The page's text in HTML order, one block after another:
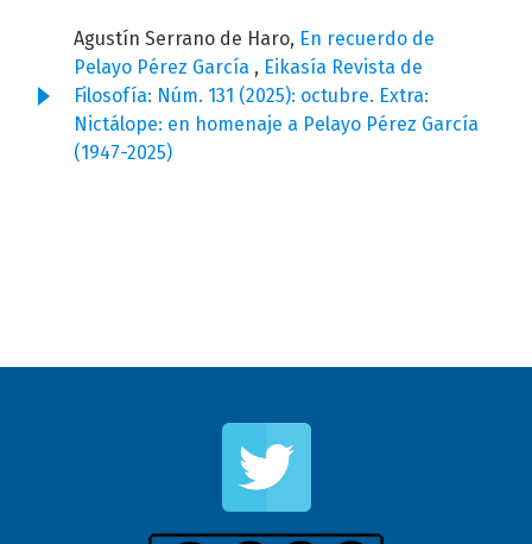
Agustín Serrano de Haro, En recuerdo de
Pelayo Pérez García , Eikasía Revista de
Filosofía: Núm. 131 (2025): octubre. Extra:
Nictálope: en homenaje a Pelayo Pérez García
(1947-2025)